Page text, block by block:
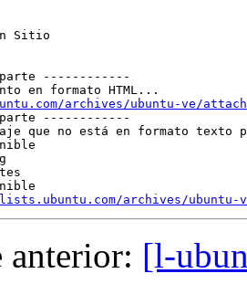
Sitio
------------
en formato HTML...
archives/ubuntu-ve/
------------
que no está en formato texto
archives/ubuntu-
anterior: [l-